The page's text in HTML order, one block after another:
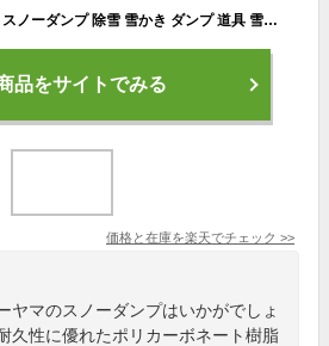
雪かき スコップ 除雪道具 スノーダンプ 除雪 雪かき ダンプ 道具 雪かき 雪かきダンプ 除雪 雪押し 大雪対策 道具 雪掻き スコップ スノーショベル 雪かき棒 雪対策 雪用品 雪運び ポリカブレードダンプ アイリスオーヤマ N130
品をサイトでみる
価格と在庫を楽天でチェック >>
ヤマのスノーダンプはいかがでしょ
久性に優れたポリカーボネート樹脂